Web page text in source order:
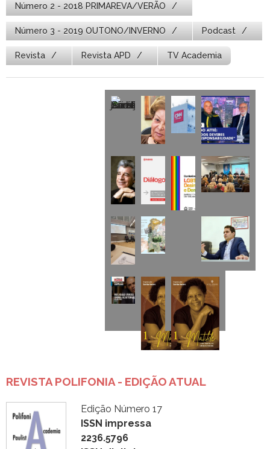
Número 2 - 2018 PRIMAREVA/VERÃO
Número 3 - 2019 OUTONO/INVERNO Podcast
Revista Revista APD TV Academia
REVISTA POLIFONIA - EDIÇÃO ATUAL
Edição Número 17
ISSN impressa
2236.5796